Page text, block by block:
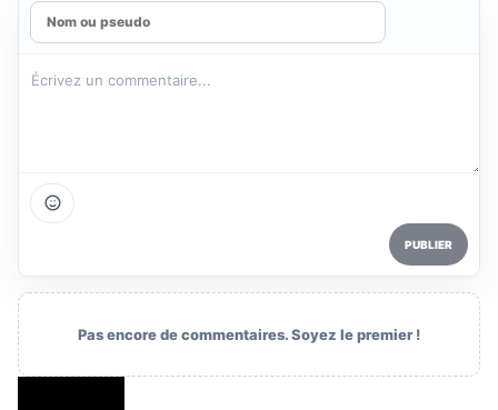
PUBLIER
Pas encore de commentaires. Soyez le premier !